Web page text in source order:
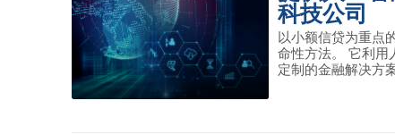
科技公司
以小额信贷为重点
命性方法。 它利用
定制的金融解决方